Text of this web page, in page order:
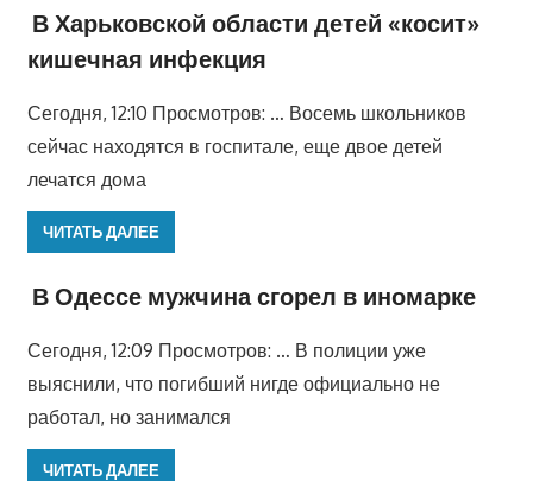
В Харьковской области детей «косит»
кишечная инфекция
Сегодня, 12:10 Просмотров: … Восемь школьников
сейчас находятся в госпитале, еще двое детей
лечатся дома
ЧИТАТЬ ДАЛЕЕ
В Одессе мужчина сгорел в иномарке
Сегодня, 12:09 Просмотров: … В полиции уже
выяснили, что погибший нигде официально не
работал, но занимался
ЧИТАТЬ ДАЛЕЕ